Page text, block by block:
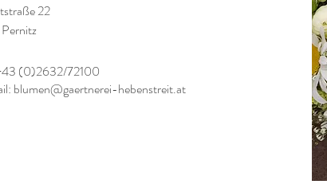
22
(0)2632/72100
blumen@gaertnerei-hebenstreit.at